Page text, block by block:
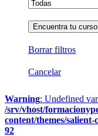
Borrar filtros
Cancelar
Warning: Undefined
/srv/vhost/
content/themes/
92